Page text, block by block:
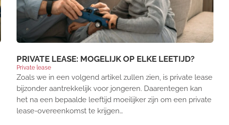
PRIVATE LEASE: MOGELIJK OP ELKE LEETIJD?
Private lease
Zoals we in een volgend artikel zullen zien, is private lease
bijzonder aantrekkelijk voor jongeren. Daarentegen kan
het na een bepaalde leeftijd moeilijker zijn om een private
lease-overeenkomst te krijgen…